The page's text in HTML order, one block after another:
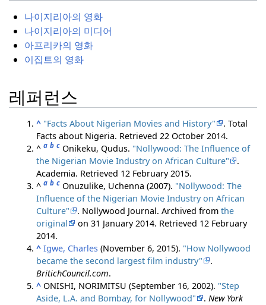
나이지리아의 영화
나이지리아의 미디어
아프리카의 영화
이집트의 영화
레퍼런스
^ "Facts About Nigerian Movies and History"
. Total
Facts about Nigeria. Retrieved 22 October 2014.
^a b c Onikeku, Qudus. "Nollywood: The Influence of
the Nigerian Movie Industry on African Culture"
.
Academia. Retrieved 12 February2015.
^a b c Onuzulike, Uchenna (2007). "Nollywood: The
Influence of the Nigerian Movie Industry on African
Culture"
. Nollywood Journal. Archived fromthe
original
on 31 January 2014. Retrieved 12 February
2014.
^ Igwe, Charles (November 6, 2015). "How Nollywood
became the second largest film industry"
.
BritichCouncil.com.
^ ONISHI, NORIMITSU (September 16, 2002). "Step
Aside, L.A. and Bombay, for Nollywood"
.New York